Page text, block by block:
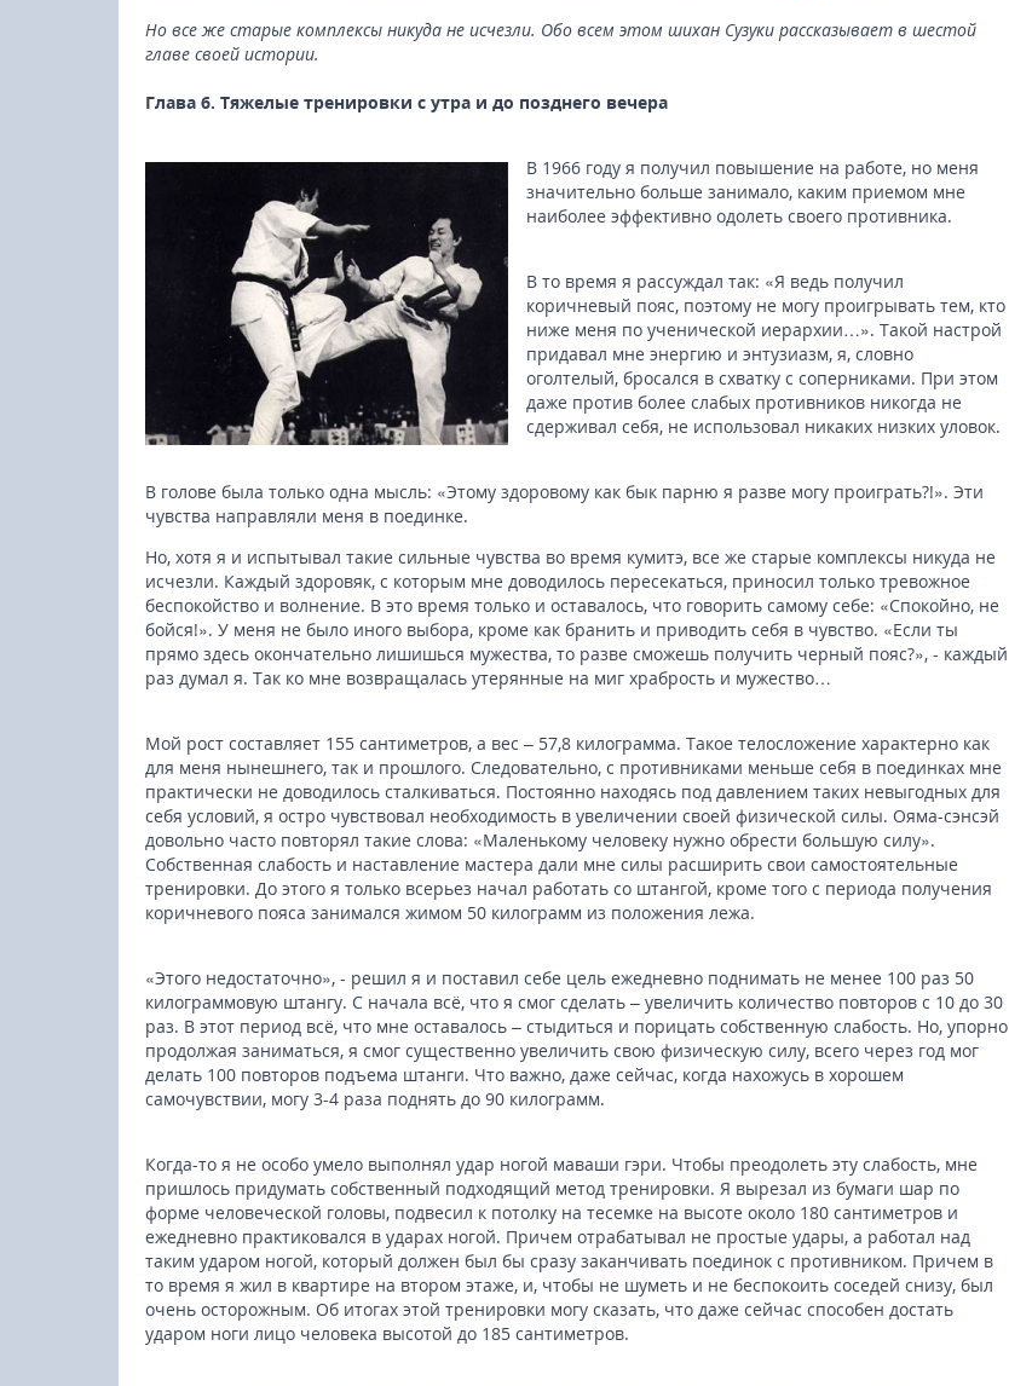
Но все же старые комплексы никуда не исчезли. Обо всем этом шихан Сузуки рассказывает в шестой
главе своей истории.
Глава 6. Тяжелые тренировки с утра и до позднего вечера
В 1966 году я получил повышение на работе, но меня
значительно больше занимало, каким приемом мне
наиболее эффективно одолеть своего противника.
В то время я рассуждал так: «Я ведь получил
коричневый пояс, поэтому не могу проигрывать тем, кто
ниже меня по ученической иерархии…». Такой настрой
придавал мне энергию и энтузиазм, я, словно
оголтелый, бросался в схватку с соперниками. При этом
даже против более слабых противников никогда не
сдерживал себя, не использовал никаких низких уловок.
В голове была только одна мысль: «Этому здоровому как бык парню я разве могу проиграть?!». Эти
чувства направляли меня в поединке.
Но, хотя я и испытывал такие сильные чувства во время кумитэ, все же старые комплексы никуда не
исчезли. Каждый здоровяк, с которым мне доводилось пересекаться, приносил только тревожное
беспокойство и волнение. В это время только и оставалось, что говорить самому себе: «Спокойно, не
бойся!». У меня не было иного выбора, кроме как бранить и приводить себя в чувство. «Если ты
прямо здесь окончательно лишишься мужества, то разве сможешь получить черный пояс?», - каждый
раз думал я. Так ко мне возвращалась утерянные на миг храбрость и мужество…
Мой рост составляет 155 сантиметров, а вес – 57,8 килограмма. Такое телосложение характерно как
для меня нынешнего, так и прошлого. Следовательно, с противниками меньше себя в поединках мне
практически не доводилось сталкиваться. Постоянно находясь под давлением таких невыгодных для
себя условий, я остро чувствовал необходимость в увеличении своей физической силы. Ояма-сэнсэй
довольно часто повторял такие слова: «Маленькому человеку нужно обрести большую силу».
Собственная слабость и наставление мастера дали мне силы расширить свои самостоятельные
тренировки. До этого я только всерьез начал работать со штангой, кроме того с периода получения
коричневого пояса занимался жимом 50 килограмм из положения лежа.
«Этого недостаточно», - решил я и поставил себе цель ежедневно поднимать не менее 100 раз 50
килограммовую штангу. С начала всё, что я смог сделать – увеличить количество повторов с 10 до 30
раз. В этот период всё, что мне оставалось – стыдиться и порицать собственную слабость. Но, упорно
продолжая заниматься, я смог существенно увеличить свою физическую силу, всего через год мог
делать 100 повторов подъема штанги. Что важно, даже сейчас, когда нахожусь в хорошем
самочувствии, могу 3-4 раза поднять до 90 килограмм.
Когда-то я не особо умело выполнял удар ногой маваши гэри. Чтобы преодолеть эту слабость, мне
пришлось придумать собственный подходящий метод тренировки. Я вырезал из бумаги шар по
форме человеческой головы, подвесил к потолку на тесемке на высоте около 180 сантиметров и
ежедневно практиковался в ударах ногой. Причем отрабатывал не простые удары, а работал над
таким ударом ногой, который должен был бы сразу заканчивать поединок с противником. Причем в
то время я жил в квартире на втором этаже, и, чтобы не шуметь и не беспокоить соседей снизу, был
очень осторожным. Об итогах этой тренировки могу сказать, что даже сейчас способен достать
ударом ноги лицо человека высотой до 185 сантиметров.
Spanish Autumn Camp 2026